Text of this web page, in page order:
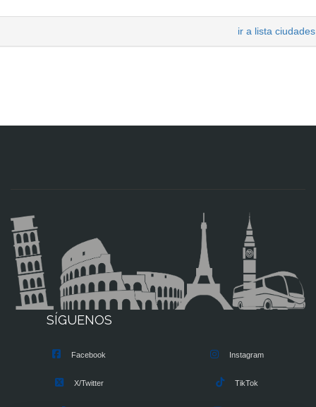
ir a lista ciudades
SÍGUENOS
Facebook
X/Twitter
Instagram
TikTok